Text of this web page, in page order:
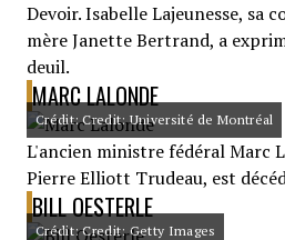
Devoir. Isabelle Lajeunesse, sa
mère Janette Bertrand, a
deuil.
MARC LALONDE
Crédit: Credit: Université de Montréal
L'ancien ministre fédéral Marc
Pierre Elliott Trudeau, est
BILL OESTERLE
Crédit: Credit: Getty Images